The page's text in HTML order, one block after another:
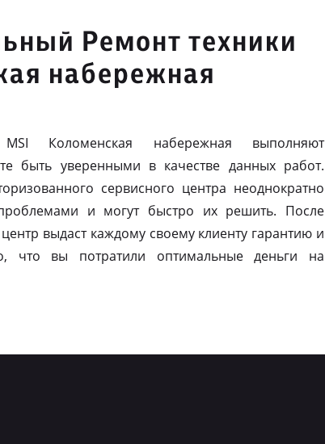
Ремонт техники
набережная
Коломенская набережная выполняют
быть уверенными в качестве данных работ.
сервисного центра неоднократно
и могут быстро их решить. После
выдаст каждому своему клиенту гарантию и
что вы потратили оптимальные деньги на